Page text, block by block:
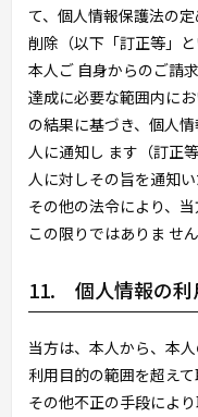
て、個人情報保護法の
削除（以下「訂正等」
本人ご 自身からのご請
達成に必要な範囲内に
の結果に基づき、個人
人に通知し ます（訂正
人に対しその旨を通知
その他の法令により、
この限りではありま せん
11. 個人情報の利
当方は、本人から、本
利用目的の範囲を超え
その他不正の手段によ